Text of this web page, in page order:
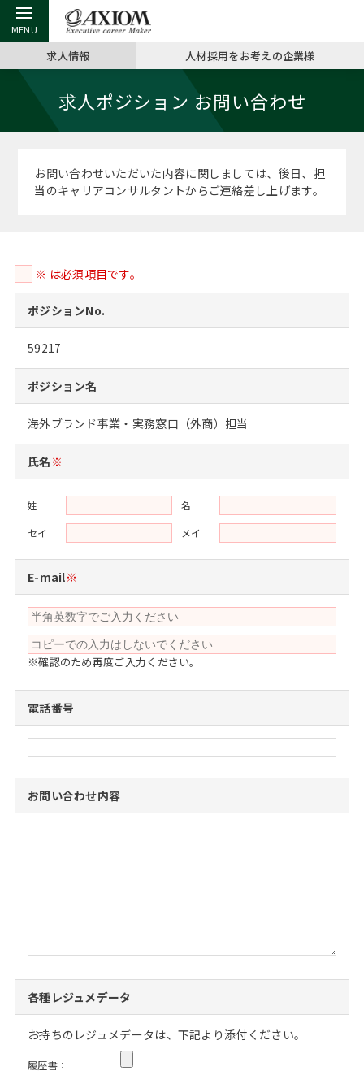
戻る
アクシアムの特長 ミッシ
コンサ
サービス案内
お申し
キャリ
戻る
キャリア支援 TOP
キャリアデザイン講座
（最新求人市場動向）
キャリ
MBAの
おわり
MBAの転職事例
MBAからのFAQ
MBA留学生数の推移
MBA留
日本か
インターン受入企業一覧
MBAを生かす求人特集
年齢と年収の相関図
戻る
転職ツール TOP
英文レジュメの書き方
英文レ
パワー
よくある面接Q&A集
外資系／面接攻略のコツ
戻る
転職コラム TOP
“展”職相談室
転職成功への4つの鍵
キャリアに効く一冊
注目企業インタビュー
戻る
イベント・セミナー TOP
ジョブフェア
キャリアフォーラム
プロ経営者の特別セミナー
Career Talk Live
MBA NETWORKING
戻る
会社概要 TOP
沿革
採用情報
パブリシティ
ニュースリリース
求人情報 人材採用をお考えの企業様
求人ポジション お問い合わせ
お問い合わせいただいた内容に関しましては、後日、担
当のキャリアコンサルタントからご連絡差し上げます。
※ は必須項目です。
ポジションNo.
59217
ポジション名
海外ブランド事業・実務窓口（外商）担当
氏名 ※
姓
名
セイ
メイ
E-mail※
※確認のため再度ご入力ください。
電話番号
お問い合わせ内容
各種レジュメデータ
お持ちのレジュメデータは、下記より添付ください。
履歴書：